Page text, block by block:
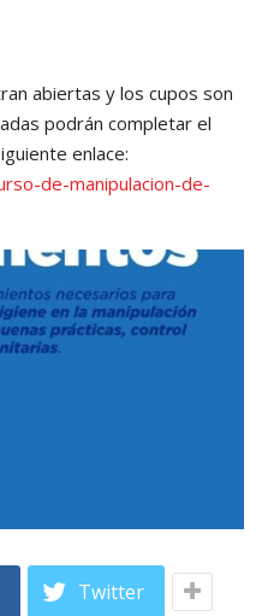
abiertas y los cupos son
podrán completar el
enlace:
de-manipulacion-de-
Twitter